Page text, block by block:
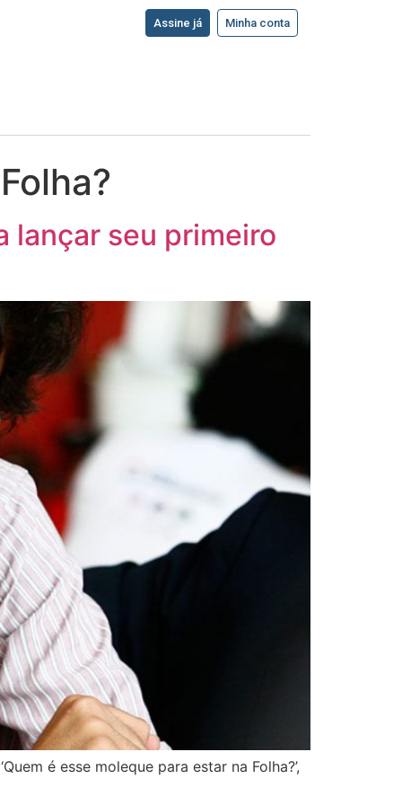
Assine já Minha conta
lançar seu primeiro
é esse moleque para estar na Folha?’,